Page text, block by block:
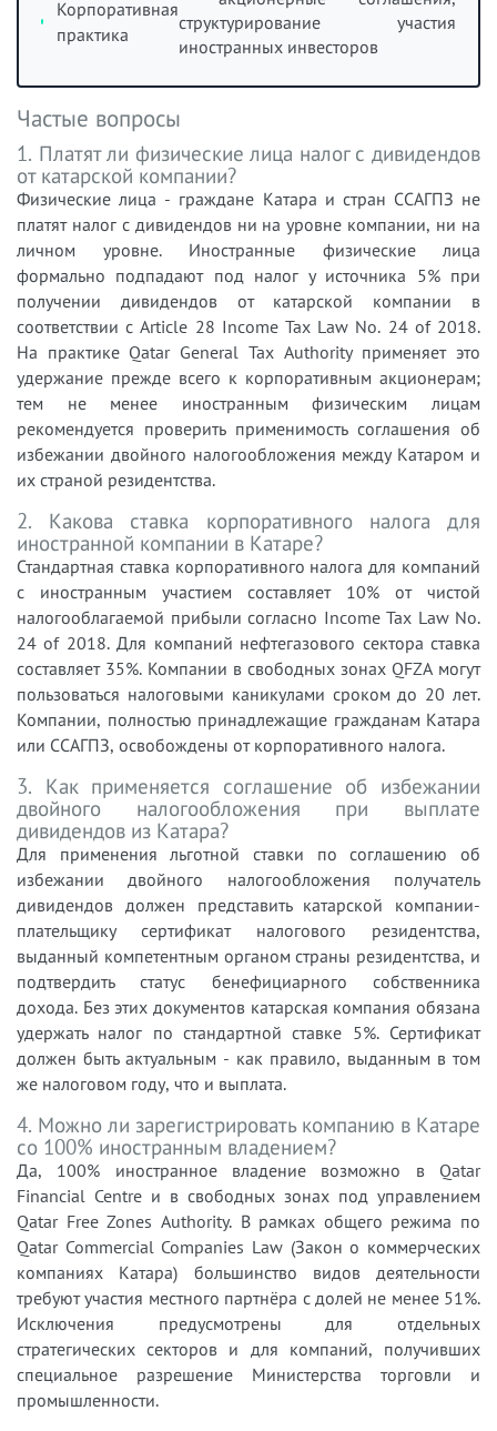
Корпоративная
практика
структурирование участия
иностранных инвесторов
Частые вопросы
1. Платят ли физические лица налог с дивидендов
от катарской компании?
Физические лица - граждане Катара и стран ССАГПЗ не
платят налог с дивидендов ни на уровне компании, ни на
личном уровне. Иностранные физические лица
формально подпадают под налог у источника 5% при
получении дивидендов от катарской компании в
соответствии с Article 28 Income Tax Law No. 24 of 2018.
На практике Qatar General Tax Authority применяет это
удержание прежде всего к корпоративным акционерам;
тем не менее иностранным физическим лицам
рекомендуется проверить применимость соглашения об
избежании двойного налогообложения между Катаром и
их страной резидентства.
2. Какова ставка корпоративного налога для
иностранной компании в Катаре?
Стандартная ставка корпоративного налога для компаний
с иностранным участием составляет 10% от чистой
налогооблагаемой прибыли согласно Income Tax Law No.
24 of 2018. Для компаний нефтегазового сектора ставка
составляет 35%. Компании в свободных зонах QFZA могут
пользоваться налоговыми каникулами сроком до 20 лет.
Компании, полностью принадлежащие гражданам Катара
или ССАГПЗ, освобождены от корпоративного налога.
3. Как применяется соглашение об избежании
двойного налогообложения при выплате
дивидендов из Катара?
Для применения льготной ставки по соглашению об
избежании двойного налогообложения получатель
дивидендов должен представить катарской компании-
плательщику сертификат налогового резидентства,
выданный компетентным органом страны резидентства, и
подтвердить статус бенефициарного собственника
дохода. Без этих документов катарская компания обязана
удержать налог по стандартной ставке 5%. Сертификат
должен быть актуальным - как правило, выданным в том
же налоговом году, что и выплата.
4. Можно ли зарегистрировать компанию в Катаре
со 100% иностранным владением?
Да, 100% иностранное владение возможно в Qatar
Financial Centre и в свободных зонах под управлением
Qatar Free Zones Authority. В рамках общего режима по
Qatar Commercial Companies Law (Закон о коммерческих
компаниях Катара) большинство видов деятельности
требуют участия местного партнёра с долей не менее 51%.
Исключения предусмотрены для отдельных
стратегических секторов и для компаний, получивших
специальное разрешение Министерства торговли и
промышленности.